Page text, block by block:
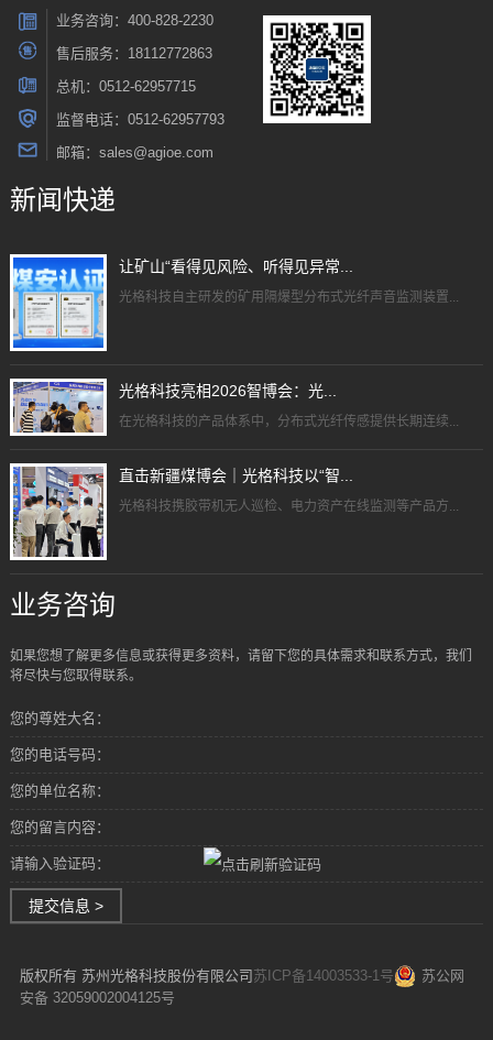
业务咨询：400-828-2230
售后服务：18112772863
总机：0512-62957715
监督电话：0512-62957793
邮箱：sales@agioe.com
新闻快递
让矿山“看得见风险、听得见异常...
光格科技自主研发的矿用隔爆型分布式光纤声音监测装置...
光格科技亮相2026智博会：光...
在光格科技的产品体系中，分布式光纤传感提供长期连续...
直击新疆煤博会｜光格科技以“智...
光格科技携胶带机无人巡检、电力资产在线监测等产品方...
业务咨询
如果您想了解更多信息或获得更多资料，请留下您的具体需求和联系方式，我们
将尽快与您取得联系。
您的尊姓大名：
您的电话号码：
您的单位名称：
您的留言内容：
请输入验证码：
提交信息 >
版权所有 苏州光格科技股份有限公司苏ICP备14003533-1号
苏公网
安备 32059002004125号